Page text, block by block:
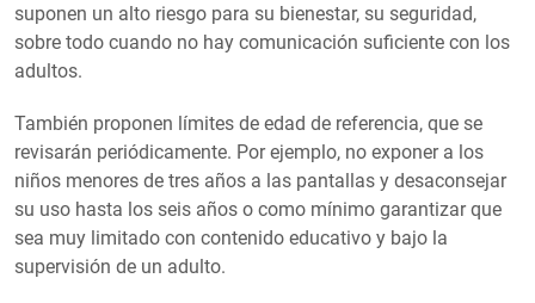
suponen un alto riesgo para su bienestar, su seguridad,
sobre todo cuando no hay comunicación suficiente con los
adultos.
También proponen límites de edad de referencia, que se
revisarán periódicamente. Por ejemplo, no exponer a los
niños menores de tres años a las pantallas y desaconsejar
su uso hasta los seis años o como mínimo garantizar que
sea muy limitado con contenido educativo y bajo la
supervisión de un adulto.